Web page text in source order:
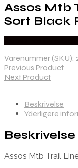
Assos Mtb
Sort Black
Varenummer (SKU):
Previous Product
Next Product
Beskrivelse
Yderligere
Beskrivelse
Assos Mtb Trail